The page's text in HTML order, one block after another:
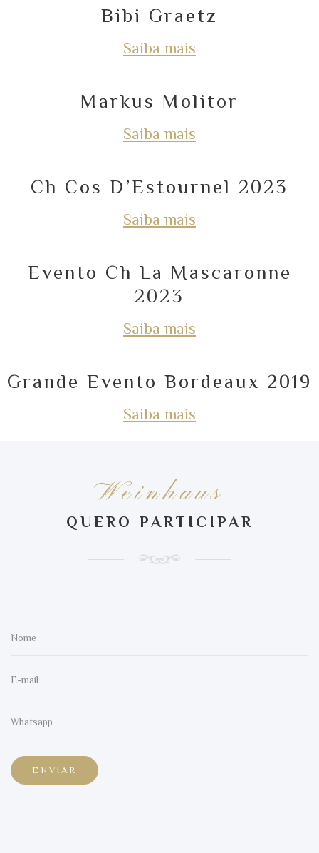
Bibi Graetz
Saiba mais
Markus Molitor
Saiba mais
Ch Cos D’Estournel 2023
Saiba mais
Evento Ch La Mascaronne
2023
Saiba mais
Grande Evento Bordeaux 2019
Saiba mais
Weinhaus
QUERO PARTICIPAR